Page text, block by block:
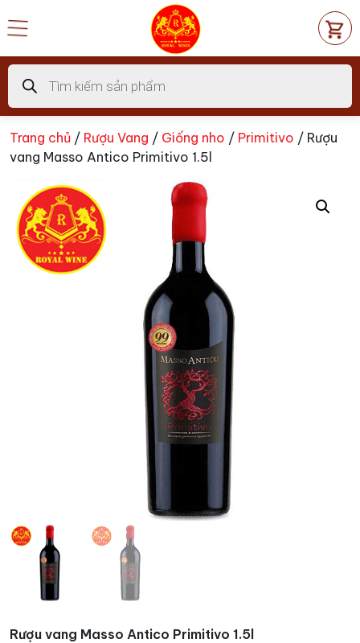
đến
dung
Tìm
kiếm
sản
phẩm
Trang chủ / Rượu Vang / Giống nho / Primitivo / Rượu
vang Masso Antico Primitivo 1.5l
Rượu vang Masso Antico Primitivo 1.5l